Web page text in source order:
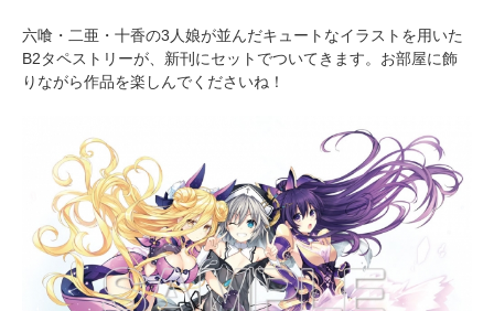
六喰・二亜・十香の3人娘が並んだキュートなイラストを用いた
B2タペストリーが、新刊にセットでついてきます。お部屋に飾
りながら作品を楽しんでくださいね！